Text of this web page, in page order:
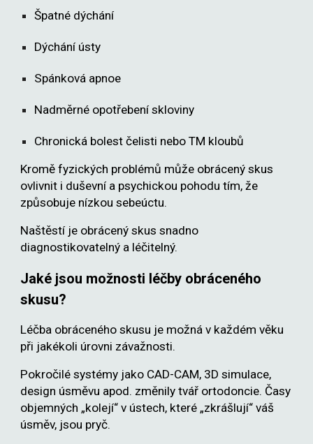
Špatné dýchání
Dýchání ústy
Spánková apnoe
Nadměrné opotřebení skloviny
Chronická bolest čelisti nebo TM kloubů
Kromě fyzických problémů může obrácený skus
ovlivnit i duševní a psychickou pohodu tím, že
způsobuje nízkou sebeúctu.
Naštěstí je obrácený skus snadno
diagnostikovatelný a léčitelný.
Jaké jsou možnosti léčby obráceného
skusu?
Léčba obráceného skusu je možná v každém věku
při jakékoli úrovni závažnosti.
Pokročilé systémy jako CAD-CAM, 3D simulace,
design úsměvu apod. změnily tvář ortodoncie. Časy
objemných „kolejí“ v ústech, které „zkrášlují“ váš
úsměv, jsou pryč.